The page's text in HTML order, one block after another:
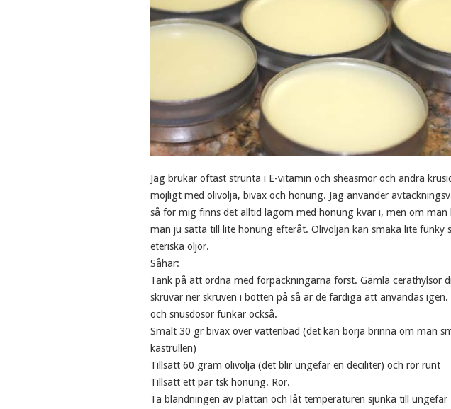
Jag brukar oftast strunta i E-vitamin och sheasmör och andra
möjligt med olivolja, bivax och honung. Jag använder
så för mig finns det alltid lagom med honung kvar i, men om man
man ju sätta till lite honung efteråt. Olivoljan kan smaka lite funky
eteriska oljor.
Såhär:
Tänk på att ordna med förpackningarna först. Gamla cerathylsor
skruvar ner skruven i botten på så är de färdiga att användas
och snusdosor funkar också.
Smält 30 gr bivax över vattenbad (det kan börja brinna om man
kastrullen)
Tillsätt 60 gram olivolja (det blir ungefär en deciliter) och rör runt
Tillsätt ett par tsk honung. Rör.
Ta blandningen av plattan och låt temperaturen sjunka till